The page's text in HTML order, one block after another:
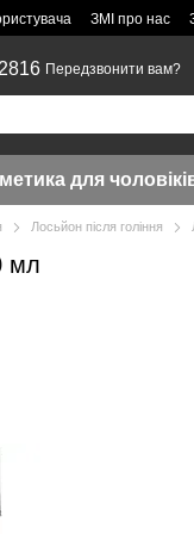
ЗМІ про нас
Передзвонити вам?
для
Лосьйон після гоління
мл